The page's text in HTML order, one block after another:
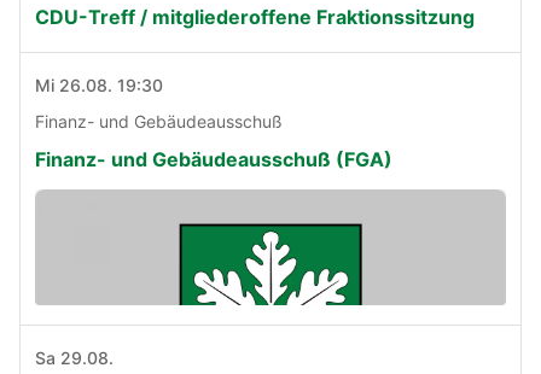
CDU-Treff / mitgliederoffene Fraktionssitzung
Mi 26.08. 19:30
Finanz- und Gebäudeausschuß
Finanz- und Gebäudeausschuß (FGA)
Sa 29.08.